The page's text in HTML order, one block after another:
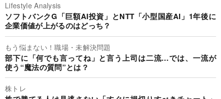
Lifestyle Analysis
ソフトバンクG「巨額AI投資」とNTT「小型国産AI」1年後に
企業価値が上がるのはどっち？
もう悩まない！職場・未解決問題
部下に「何でも言ってね」と言う上司は二流…では、一流が
使う“魔法の質問”とは？
株トレ